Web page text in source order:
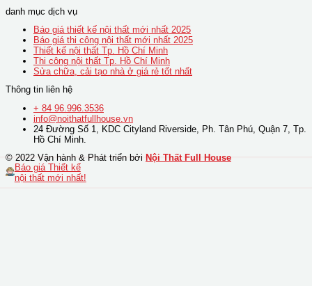
danh mục dịch vụ
Báo giá thiết kế nội thất mới nhất 2025
Báo giá thi công nội thất mới nhất 2025
Thiết kế nội thất Tp. Hồ Chí Minh
Thi công nội thất Tp. Hồ Chí Minh
Sửa chữa, cải tạo nhà ở giá rẻ tốt nhất
Thông tin liên hệ
+ 84 96.996.3536
info@noithatfullhouse.vn
24 Đường Số 1, KDC Cityland Riverside, Ph. Tân Phú, Quận 7, Tp.
Hồ Chí Minh.
© 2022 Vận hành & Phát triển bởi Nội Thất Full House
Báo giá Thiết kế
nội thất mới nhất!